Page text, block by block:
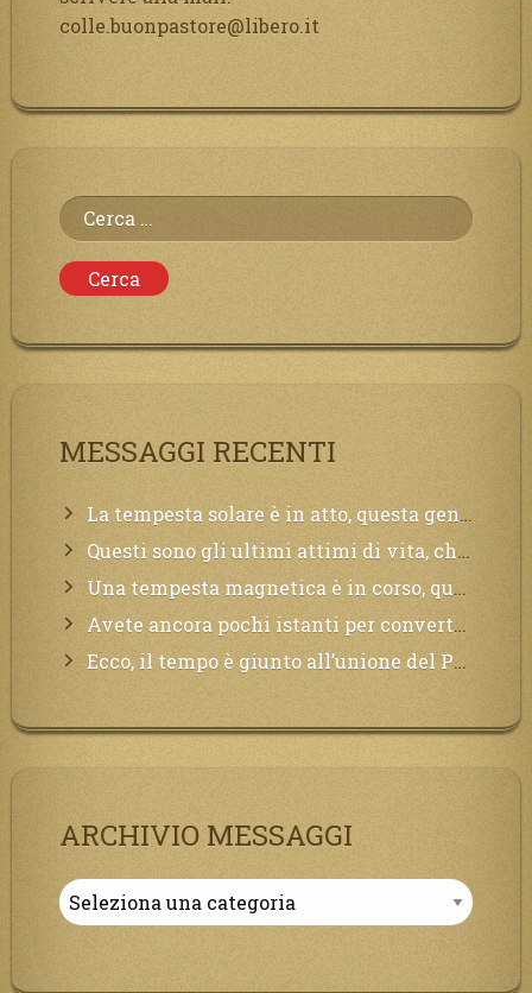
colle.buonpastore@libero.it
Ricerca
per:
MESSAGGI RECENTI
La tempesta solare è in atto, questa generazione soffrirà molto, la Terra arderà, l’acqua sarà contaminata, il cibo non sarà più nelle vostre mense.
Questi sono gli ultimi attimi di vita, chi si vuole salvare Mi chiami in suo aiuto.
Una tempesta magnetica è in corso, questa generazione patirà. Il black out non tarderà ad arrivare e tutta la Terra sarà oscurata.
Avete ancora pochi istanti per convertirvi, non perdete tempo, la sciagura arriverà all’improvviso e per chi non si sarà preparato saranno dolori.
Ecco, il tempo è giunto all’unione del Padre con il figlio, non avete che da attendere pochissimo.
ARCHIVIO MESSAGGI
Archivio
Messaggi